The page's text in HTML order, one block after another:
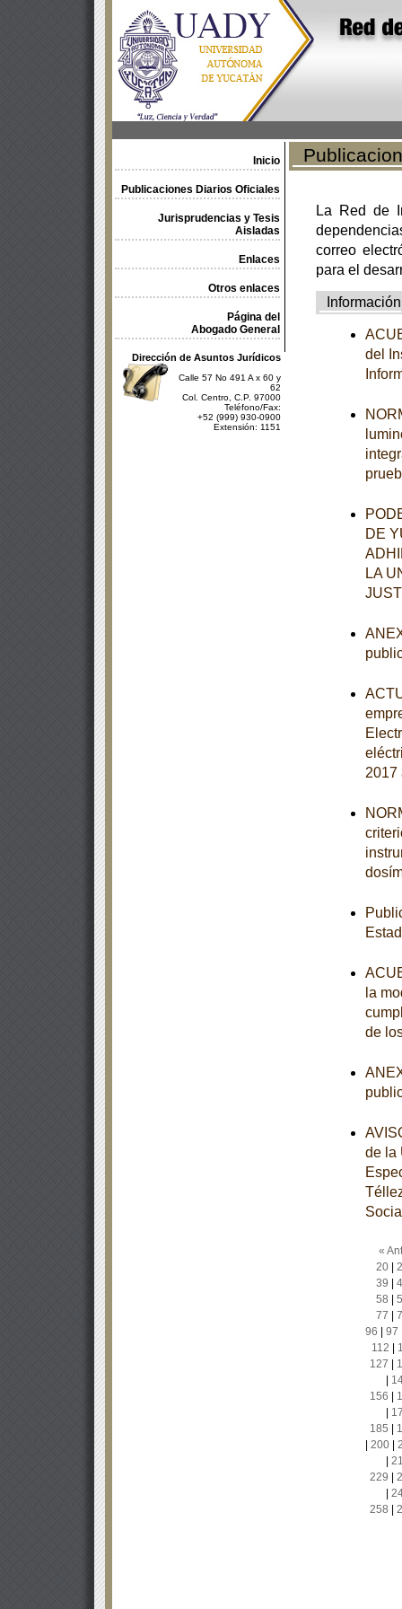
Inicio
Publicaciones Diarios Oficiales
Jurisprudencias y Tesis
Aisladas
Enlaces
Otros enlaces
Página del
Abogado General
Dirección de Asuntos Jurídicos
Calle 57 No 491 A x 60 y
62
Col. Centro, C.P. 97000
Teléfono/Fax:
+52 (999) 930-0900
Extensión: 1151
La Red de
correo
para el
Información
del
DE
LA
2017
la
de
de la
«
20|
39
58
77
96
97
112
127
156
185
200|
229
258